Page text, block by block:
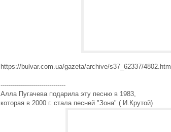
https://bulvar.com.ua/gazeta/archive/s37_62337/4802.html
--------------------------------
Алла Пугачева подарила эту песню в 1983,
которая в 2000 г. стала песней "Зона" ( И.Крутой)